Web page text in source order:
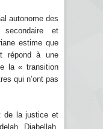
autonome des
secondaire et
estime que
répond à une
la « transition
qui n’ont pas
de la justice et
Djabellah,